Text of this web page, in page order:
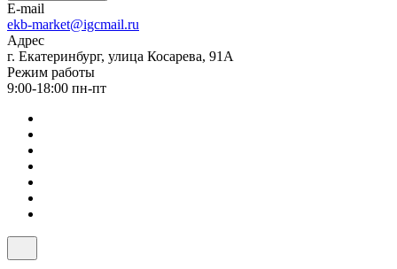
E-mail
ekb-market@igcmail.ru
Адрес
г. Екатеринбург, улица Косарева, 91А
Режим работы
9:00-18:00 пн-пт